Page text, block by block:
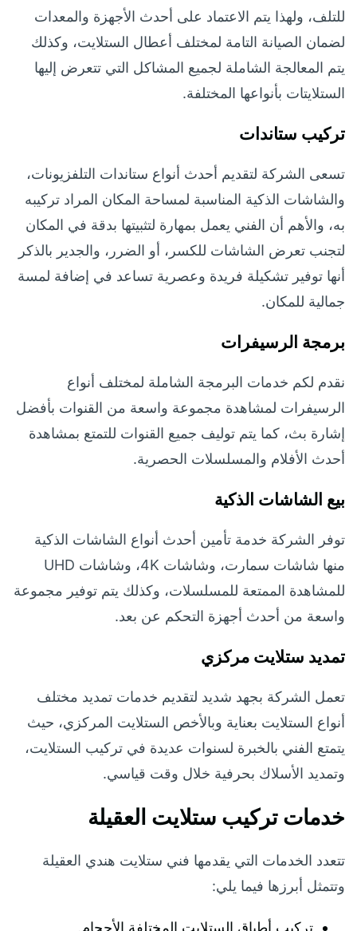
للتلف، ولهذا يتم الاعتماد على أحدث الأجهزة والمعدات
لضمان الصيانة التامة لمختلف أعطال الستلايت، وكذلك
يتم المعالجة الشاملة لجميع المشاكل التي تتعرض إليها
الستلايتات بأنواعها المختلفة.
تركيب ستاندات
تسعى الشركة لتقديم أحدث أنواع ستاندات التلفزيونات،
والشاشات الذكية المناسبة لمساحة المكان المراد تركيبه
به، والأهم أن الفني يعمل بمهارة لتثبيتها بدقة في المكان
لتجنب تعرض الشاشات للكسر، أو الضرر، والجدير بالذكر
أنها توفير تشكيلة فريدة وعصرية تساعد في إضافة لمسة
جمالية للمكان.
برمجة الرسيفرات
نقدم لكم خدمات البرمجة الشاملة لمختلف أنواع
الرسيفرات لمشاهدة مجموعة واسعة من القنوات بأفضل
إشارة بث، كما يتم توليف جميع القنوات للتمتع بمشاهدة
أحدث الأفلام والمسلسلات الحصرية.
بيع الشاشات الذكية
توفر الشركة خدمة تأمين أحدث أنواع الشاشات الذكية
منها شاشات سمارت، وشاشات 4K، وشاشات UHD
للمشاهدة الممتعة للمسلسلات، وكذلك يتم توفير مجموعة
واسعة من أحدث أجهزة التحكم عن بعد.
تمديد ستلايت مركزي
تعمل الشركة بجهد شديد لتقديم خدمات تمديد مختلف
أنواع الستلايت بعناية وبالأخص الستلايت المركزي، حيث
يتمتع الفني بالخبرة لسنوات عديدة في تركيب الستلايت،
وتمديد الأسلاك بحرفية خلال وقت قياسي.
خدمات تركيب ستلايت العقيلة
تتعدد الخدمات التي يقدمها فني ستلايت هندي العقيلة
وتتمثل أبرزها فيما يلي:
تركيب أطباق الستلايت المختلفة الأحجام.